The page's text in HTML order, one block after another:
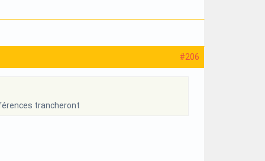
#206
trancheront